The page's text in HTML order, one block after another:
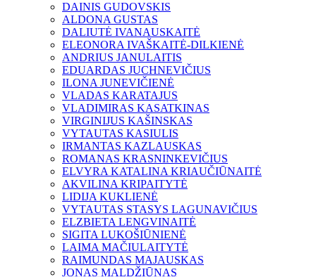
DAINIS GUDOVSKIS
ALDONA GUSTAS
DALIUTĖ IVANAUSKAITĖ
ELEONORA IVAŠKAITĖ-DILKIENĖ
ANDRIUS JANULAITIS
EDUARDAS JUCHNEVIČIUS
ILONA JUNEVIČIENĖ
VLADAS KARATAJUS
VLADIMIRAS KASATKINAS
VIRGINIJUS KAŠINSKAS
VYTAUTAS KASIULIS
IRMANTAS KAZLAUSKAS
ROMANAS KRASNINKEVIČIUS
ELVYRA KATALINA KRIAUČIŪNAITĖ
AKVILINA KRIPAITYTĖ
LIDIJA KUKLIENĖ
VYTAUTAS STASYS LAGUNAVIČIUS
ELZBIETA LENGVINAITĖ
SIGITA LUKOŠIŪNIENĖ
LAIMA MAČIULAITYTĖ
RAIMUNDAS MAJAUSKAS
JONAS MALDŽIŪNAS